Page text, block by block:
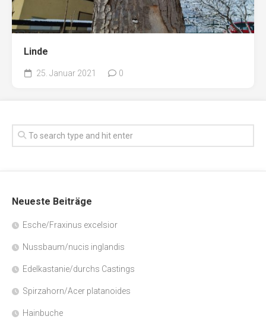
Linde
25. Januar 2021 0
Neueste Beiträge
Esche/Fraxinus excelsior
Nussbaum/nucis inglandis
Edelkastanie/durchs Castings
Spirzahorn/Acer platanoides
Hainbuche